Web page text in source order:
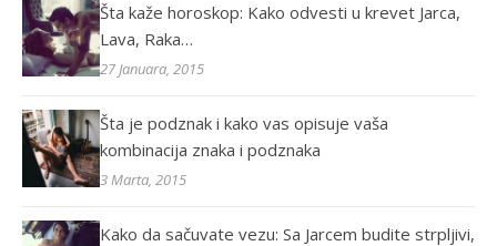
Šta kaže horoskop: Kako odvesti u krevet Jarca,
Lava, Raka…
27 Januara, 2015
Šta je podznak i kako vas opisuje vaša
kombinacija znaka i podznaka
3 Marta, 2015
Kako da sačuvate vezu: Sa Jarcem budite strpljivi,